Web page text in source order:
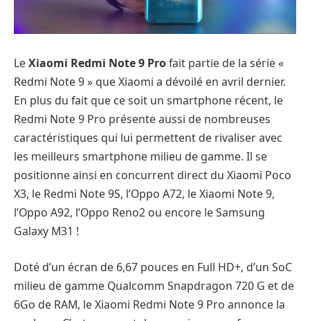
LeXiaomi Redmi Note 9 Profait partie de la série «
Redmi Note 9 » que Xiaomi a dévoilé en avril dernier.
En plus du fait que ce soit un smartphone récent, le
Redmi Note 9 Pro présente aussi de nombreuses
caractéristiques qui lui permettent de rivaliser avec
les meilleurs smartphone milieu de gamme. Il se
positionne ainsi en concurrent direct du Xiaomi Poco
X3, le Redmi Note 9S, l’Oppo A72, le Xiaomi Note 9,
l’Oppo A92, l’Oppo Reno2 ou encore le Samsung
Galaxy M31 !
Doté d’un écran de 6,67 pouces en Full HD+, d’un SoC
milieu de gamme Qualcomm Snapdragon 720 G et de
6Go de RAM, le Xiaomi Redmi Note 9 Pro annonce la